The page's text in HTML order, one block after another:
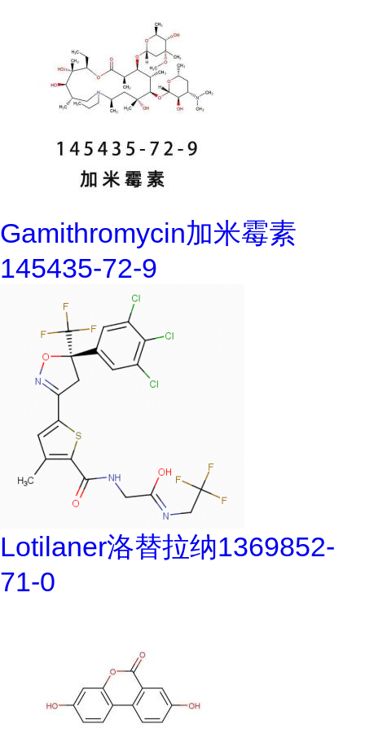
Gamithromycin加米霉素
145435-72-9
Lotilaner洛替拉纳1369852-
71-0